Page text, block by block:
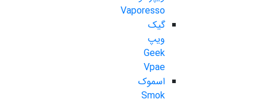
Vaporesso
گیک
ویپ
Geek
Vpae
اسموک
Smok